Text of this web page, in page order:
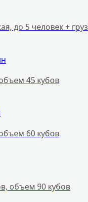
до 5 человек + груз
45 кубов
60 кубов
объем 90 кубов